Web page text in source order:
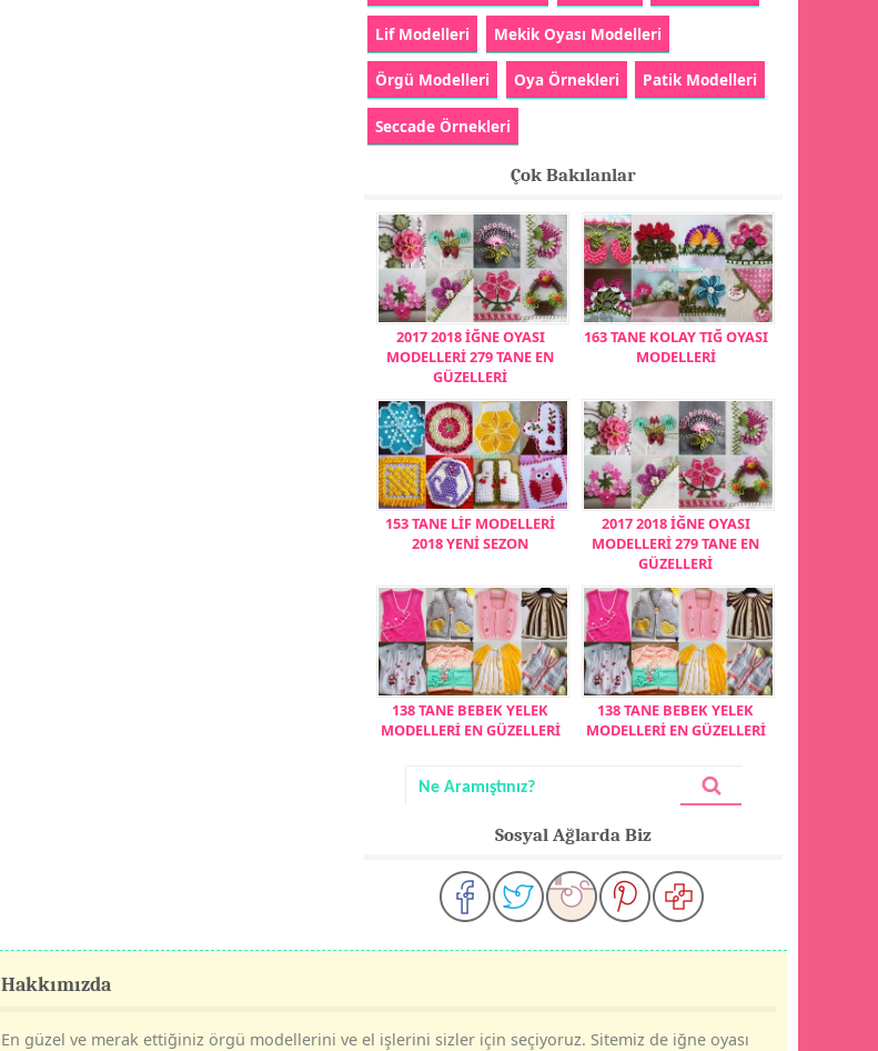
Lif Modelleri Mekik Oyası Modelleri
Örgü Modelleri Oya Örnekleri Patik Modelleri
Seccade Örnekleri
Çok Bakılanlar
2017 2018 İĞNE OYASI
MODELLERİ 279 TANE EN
GÜZELLERİ
163 TANE KOLAY TIĞ OYASI
MODELLERİ
153 TANE LİF MODELLERİ
2018 YENİ SEZON
2017 2018 İĞNE OYASI
MODELLERİ 279 TANE EN
GÜZELLERİ
138 TANE BEBEK YELEK
MODELLERİ EN GÜZELLERİ
138 TANE BEBEK YELEK
MODELLERİ EN GÜZELLERİ
Sosyal Ağlarda Biz
Hakkımızda
En güzel ve merak ettiğiniz örgü modellerini ve el işlerini sizler için seçiyoruz. Sitemiz de iğne oyası